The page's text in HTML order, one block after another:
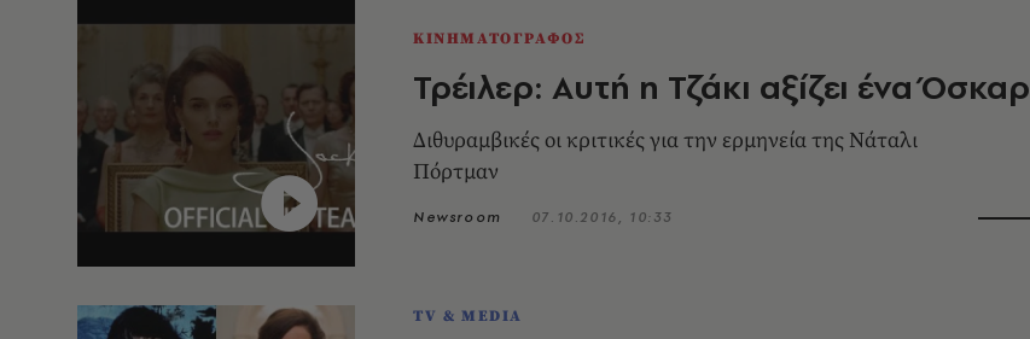
ΚΙΝΗΜΑΤΟΓΡΑΦΟΣ
Τρέιλερ: Αυτή η Τζάκι αξίζει ένα Όσκαρ
Διθυραμβικές οι κριτικές για την ερμηνεία της Νάταλι
Πόρτμαν
Newsroom 07.10.2016, 10:33
TV & MEDIA